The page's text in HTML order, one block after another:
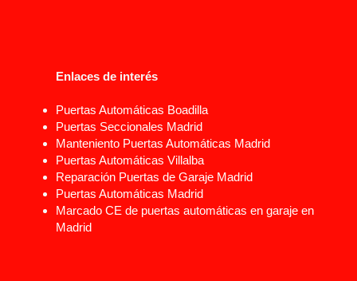
Enlaces de interés
Puertas Automáticas Boadilla
Puertas Seccionales Madrid
Manteniento Puertas Automáticas Madrid
Puertas Automáticas Villalba
Reparación Puertas de Garaje Madrid
Puertas Automáticas Madrid
Marcado CE de puertas automáticas en garaje en
Madrid